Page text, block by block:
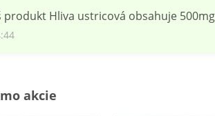
produkt Hliva ustricová obsahuje
akcie